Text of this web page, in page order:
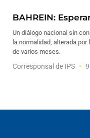
BAHREIN:
Un diálogo nacional sin
la normalidad, alterada
de varios meses.
Corresponsal de IPS